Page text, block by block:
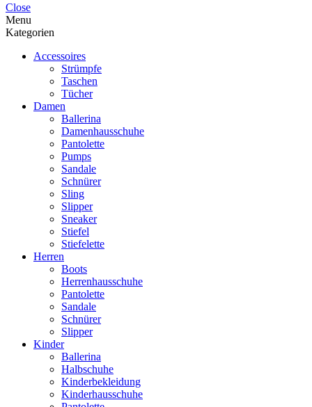
Close
Menu
Kategorien
Accessoires
Strümpfe
Taschen
Tücher
Damen
Ballerina
Damenhausschuhe
Pantolette
Pumps
Sandale
Schnürer
Sling
Slipper
Sneaker
Stiefel
Stiefelette
Herren
Boots
Herrenhausschuhe
Pantolette
Sandale
Schnürer
Slipper
Kinder
Ballerina
Halbschuhe
Kinderbekleidung
Kinderhausschuhe